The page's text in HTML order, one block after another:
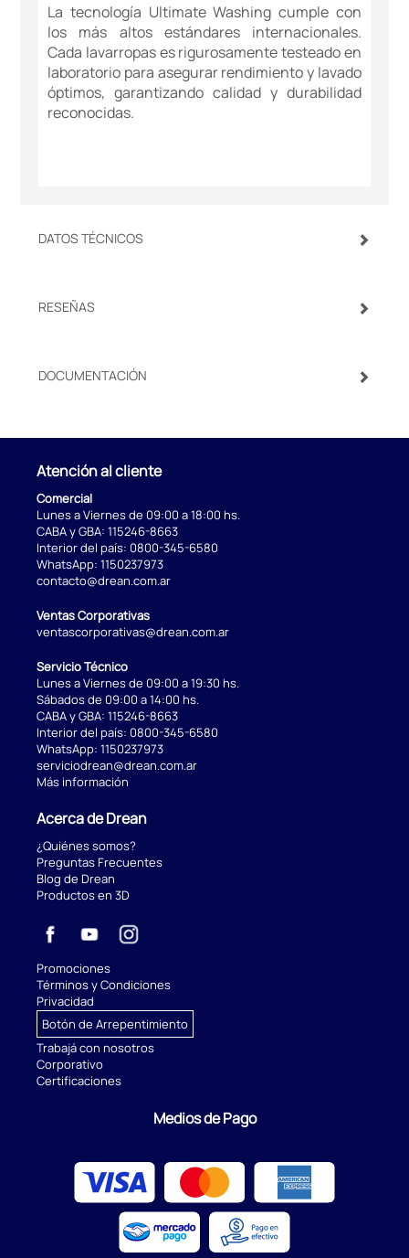
La tecnología Ultimate Washing cumple con
los más altos estándares internacionales.
Cada lavarropas es rigurosamente testeado en
laboratorio para asegurar rendimiento y lavado
óptimos, garantizando calidad y durabilidad
reconocidas.
DATOS TÉCNICOS
RESEÑAS
DOCUMENTACIÓN
Atención al cliente
Comercial
Lunes a Viernes de 09:00 a 18:00 hs.
CABA y GBA: 115246-8663
Interior del país: 0800-345-6580
WhatsApp: 1150237973
contacto@drean.com.ar
Ventas Corporativas
ventascorporativas@drean.com.ar
Servicio Técnico
Lunes a Viernes de 09:00 a 19:30 hs.
Sábados de 09:00 a 14:00 hs.
CABA y GBA: 115246-8663
Interior del país: 0800-345-6580
WhatsApp: 1150237973
serviciodrean@drean.com.ar
Más información
Acerca de Drean
¿Quiénes somos?
Preguntas Frecuentes
Blog de Drean
Productos en 3D
Promociones
Términos y Condiciones
Privacidad
Botón de Arrepentimiento
Trabajá con nosotros
Corporativo
Certificaciones
Medios de Pago